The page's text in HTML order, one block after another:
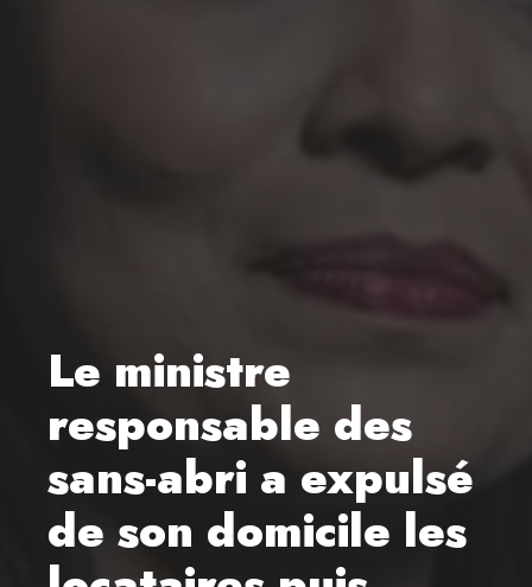
Le ministre
responsable des
sans-abri a expulsé
de son domicile les